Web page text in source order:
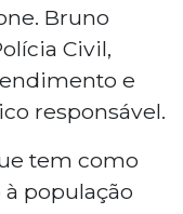
Bruno
Civil,
e
responsável.
tem como
população